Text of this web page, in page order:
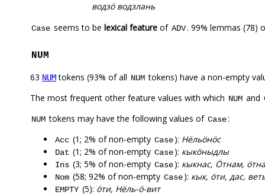
водзӧ водзлань
Case seems to be lexical feature of ADV. 99% lemmas (78)
NUM
63 NUMtokens (93% of all NUM tokens) have a non-empty
The most frequent other feature values with which NUM and
NUM tokens may have the following values of Case:
Acc (1; 2% of non-empty Case): Нёльӧнӧс
Dat (1; 2% of non-empty Case): кыкӧныдлы
Ins (3; 5% of non-empty Case): кыкнас, Ӧтнам,
Nom (58; 92% of non-empty Case): кык, ӧти, дас,
EMPTY (5): ӧти, Нёль-ӧ-вит